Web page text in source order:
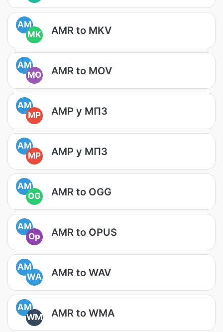
AM
MK
AMR to MKV
AM
MO
AMR to MOV
AM
MP
АМР у МП3
AM
MP
АМР у МП3
AM
OG
AMR to OGG
AM
Op
AMR to OPUS
AM
WA
AMR to WAV
AM
WM
AMR to WMA